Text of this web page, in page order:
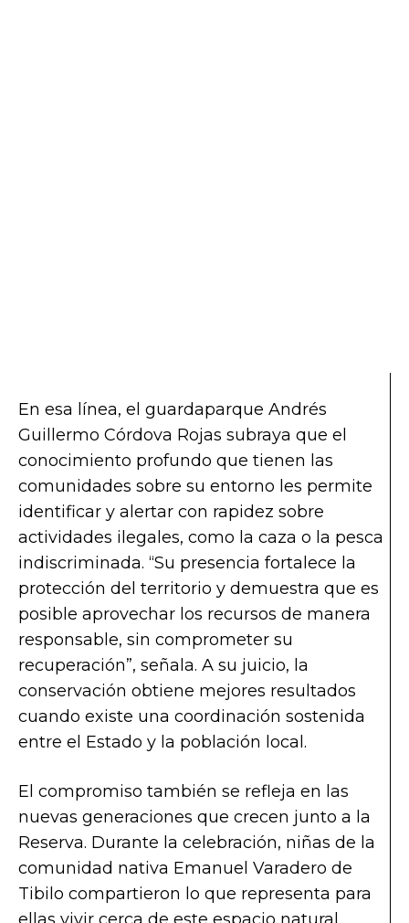
En esa línea, el guardaparque Andrés
Guillermo Córdova Rojas subraya que el
conocimiento profundo que tienen las
comunidades sobre su entorno les permite
identificar y alertar con rapidez sobre
actividades ilegales, como la caza o la pesca
indiscriminada. “Su presencia fortalece la
protección del territorio y demuestra que es
posible aprovechar los recursos de manera
responsable, sin comprometer su
recuperación”, señala. A su juicio, la
conservación obtiene mejores resultados
cuando existe una coordinación sostenida
entre el Estado y la población local.
El compromiso también se refleja en las
nuevas generaciones que crecen junto a la
Reserva. Durante la celebración, niñas de la
comunidad nativa Emanuel Varadero de
Tibilo compartieron lo que representa para